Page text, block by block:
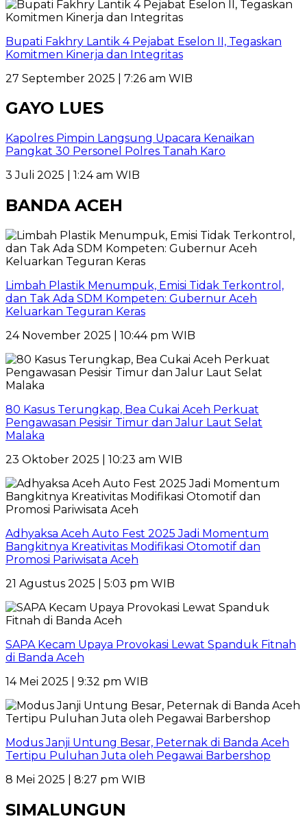
Bupati Fakhry Lantik 4 Pejabat Eselon II, Tegaskan
Komitmen Kinerja dan Integritas
27 September 2025 | 7:26 am WIB
GAYO LUES
Kapolres Pimpin Langsung Upacara Kenaikan
Pangkat 30 Personel Polres Tanah Karo
3 Juli 2025 | 1:24 am WIB
BANDA ACEH
Limbah Plastik Menumpuk, Emisi Tidak Terkontrol,
dan Tak Ada SDM Kompeten: Gubernur Aceh
Keluarkan Teguran Keras
24 November 2025 | 10:44 pm WIB
80 Kasus Terungkap, Bea Cukai Aceh Perkuat
Pengawasan Pesisir Timur dan Jalur Laut Selat
Malaka
23 Oktober 2025 | 10:23 am WIB
Adhyaksa Aceh Auto Fest 2025 Jadi Momentum
Bangkitnya Kreativitas Modifikasi Otomotif dan
Promosi Pariwisata Aceh
21 Agustus 2025 | 5:03 pm WIB
SAPA Kecam Upaya Provokasi Lewat Spanduk Fitnah
di Banda Aceh
14 Mei 2025 | 9:32 pm WIB
Modus Janji Untung Besar, Peternak di Banda Aceh
Tertipu Puluhan Juta oleh Pegawai Barbershop
8 Mei 2025 | 8:27 pm WIB
SIMALUNGUN